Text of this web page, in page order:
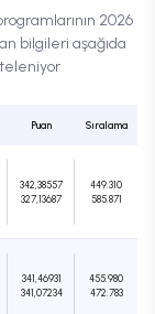
2026
bilgileri aşağıda
Puan Sıralama
342,38557
327,13687
449.310
585.871
341,46931
341,07234
455.980
472.783